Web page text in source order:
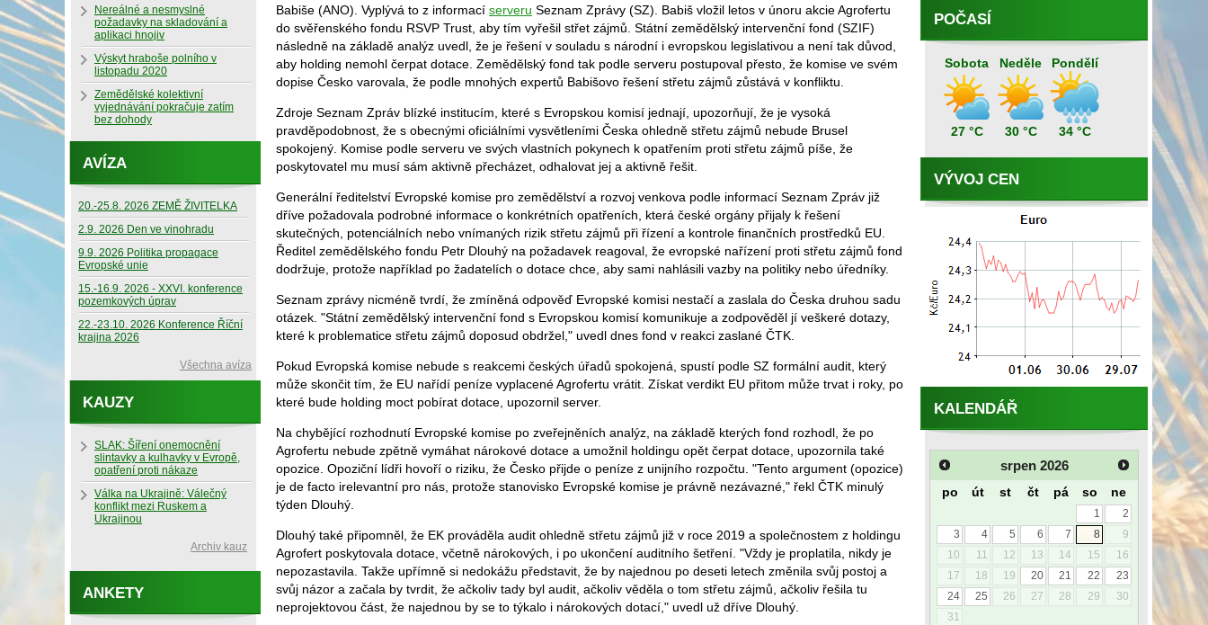
Babiše (ANO). Vyplývá to z informací serveru Seznam Zprávy (SZ). Babiš vložil letos v únoru akcie Agrofertu
do svěřenského fondu RSVP Trust, aby tím vyřešil střet zájmů. Státní zemědělský intervenční fond (SZIF)
následně na základě analýz uvedl, že je řešení v souladu s národní i evropskou legislativou a není tak důvod,
aby holding nemohl čerpat dotace. Zemědělský fond tak podle serveru postupoval přesto, že komise ve svém
dopise Česko varovala, že podle mnohých expertů Babišovo řešení střetu zájmů zůstává v konfliktu.
Zdroje Seznam Zpráv blízké institucím, které s Evropskou komisí jednají, upozorňují, že je vysoká
pravděpodobnost, že s obecnými oficiálními vysvětleními Česka ohledně střetu zájmů nebude Brusel
spokojený. Komise podle serveru ve svých vlastních pokynech k opatřením proti střetu zájmů píše, že
poskytovatel mu musí sám aktivně přecházet, odhalovat jej a aktivně řešit.
Generální ředitelství Evropské komise pro zemědělství a rozvoj venkova podle informací Seznam Zpráv již
dříve požadovala podrobné informace o konkrétních opatřeních, která české orgány přijaly k řešení
skutečných, potenciálních nebo vnímaných rizik střetu zájmů při řízení a kontrole finančních prostředků EU.
Ředitel zemědělského fondu Petr Dlouhý na požadavek reagoval, že evropské nařízení proti střetu zájmů fond
dodržuje, protože například po žadatelích o dotace chce, aby sami nahlásili vazby na politiky nebo úředníky.
Seznam zprávy nicméně tvrdí, že zmíněná odpověď Evropské komisi nestačí a zaslala do Česka druhou sadu
otázek. "Státní zemědělský intervenční fond s Evropskou komisí komunikuje a zodpověděl jí veškeré dotazy,
které k problematice střetu zájmů doposud obdržel," uvedl dnes fond v reakci zaslané ČTK.
Pokud Evropská komise nebude s reakcemi českých úřadů spokojená, spustí podle SZ formální audit, který
může skončit tím, že EU nařídí peníze vyplacené Agrofertu vrátit. Získat verdikt EU přitom může trvat i roky, po
které bude holding moct pobírat dotace, upozornil server.
Na chybějící rozhodnutí Evropské komise po zveřejněních analýz, na základě kterých fond rozhodl, že po
Agrofertu nebude zpětně vymáhat nárokové dotace a umožnil holdingu opět čerpat dotace, upozornila také
opozice. Opoziční lídři hovoří o riziku, že Česko přijde o peníze z unijního rozpočtu. "Tento argument (opozice)
je de facto irelevantní pro nás, protože stanovisko Evropské komise je právně nezávazné," řekl ČTK minulý
týden Dlouhý.
Dlouhý také připomněl, že EK prováděla audit ohledně střetu zájmů již v roce 2019 a společnostem z holdingu
Agrofert poskytovala dotace, včetně nárokových, i po ukončení auditního šetření. "Vždy je proplatila, nikdy je
nepozastavila. Takže upřímně si nedokážu představit, že by najednou po deseti letech změnila svůj postoj a
svůj názor a začala by tvrdit, že ačkoliv tady byl audit, ačkoliv věděla o tom střetu zájmů, ačkoliv řešila tu
neprojektovou část, že najednou by se to týkalo i nárokových dotací," uvedl už dříve Dlouhý.
POČASÍ
Sobota
27 °C
Neděle
30 °C
Pondělí
34 °C
VÝVOJ CEN
KALENDÁŘ
srpen 2026
po út st čt pá so ne
1
2
3
4 5 6 7 8
9
10
11 12 13 14 15
16
17
18 19 20 21 22
23
24
25 26 27 28 29
30
31
Nereálné a nesmyslné
požadavky na skladování a
aplikaci hnojiv
Výskyt hraboše polního v
listopadu 2020
Zemědělské kolektivní
vyjednávání pokračuje zatím
bez dohody
AVÍZA
20.-25.8. 2026 ZEMĚ ŽIVITELKA
2.9. 2026 Den ve vinohradu
9.9. 2026 Politika propagace
Evropské unie
15.-16.9. 2026 - XXVI. konference
pozemkových úprav
22.-23.10. 2026 Konference Říční
krajina 2026
Všechna avíza
KAUZY
SLAK: Šíření onemocnění
slintavky a kulhavky v Evropě,
opatření proti nákaze
Válka na Ukrajině: Válečný
konflikt mezi Ruskem a
Ukrajinou
Archiv kauz
ANKETY